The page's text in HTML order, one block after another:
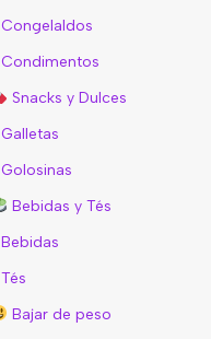
Congelaldos
Condimentos
Snacks y Dulces
Galletas
Golosinas
Bebidas y Tés
Bebidas
Tés
Bajar de peso